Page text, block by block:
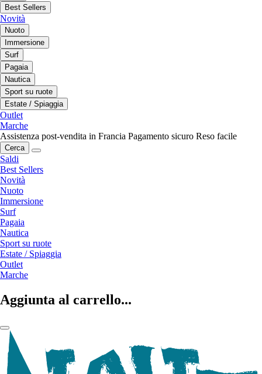
Best Sellers
Novità
Nuoto
Immersione
Surf
Pagaia
Nautica
Sport su ruote
Estate / Spiaggia
Outlet
Marche
Assistenza post-vendita in Francia Pagamento sicuro Reso facile
Cerca
Saldi
Best Sellers
Novità
Nuoto
Immersione
Surf
Pagaia
Nautica
Sport su ruote
Estate / Spiaggia
Outlet
Marche
Aggiunta al carrello...